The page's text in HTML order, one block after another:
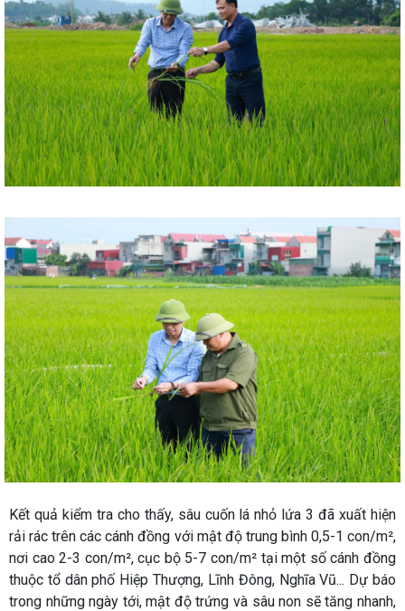
Kết quả kiểm tra cho thấy, sâu cuốn lá nhỏ lứa 3 đã xuất hiện
rải rác trên các cánh đồng với mật độ trung bình 0,5-1 con/m²,
nơi cao 2-3 con/m², cục bộ 5-7 con/m² tại một số cánh đồng
thuộc tổ dân phố Hiệp Thượng, Lĩnh Đông, Nghĩa Vũ... Dự báo
trong những ngày tới, mật độ trứng và sâu non sẽ tăng nhanh,